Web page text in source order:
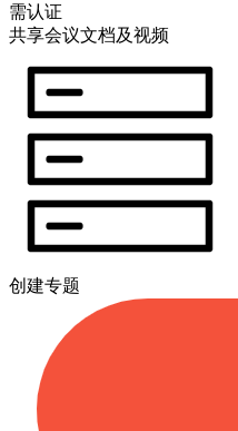
需认证
共享会议文档及视频
创建专题